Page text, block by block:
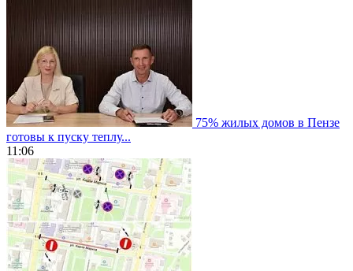
75% жилых домов в Пензе
готовы к пуску теплу...
11:06